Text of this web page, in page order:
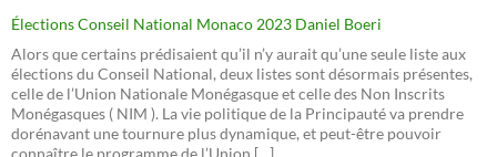
Élections Conseil National Monaco 2023 Daniel Boeri
Alors que certains prédisaient qu’il n’y aurait qu’une seule liste aux
élections du Conseil National, deux listes sont désormais présentes,
celle de l’Union Nationale Monégasque et celle des Non Inscrits
Monégasques ( NIM ). La vie politique de la Principauté va prendre
dorénavant une tournure plus dynamique, et peut-être pouvoir